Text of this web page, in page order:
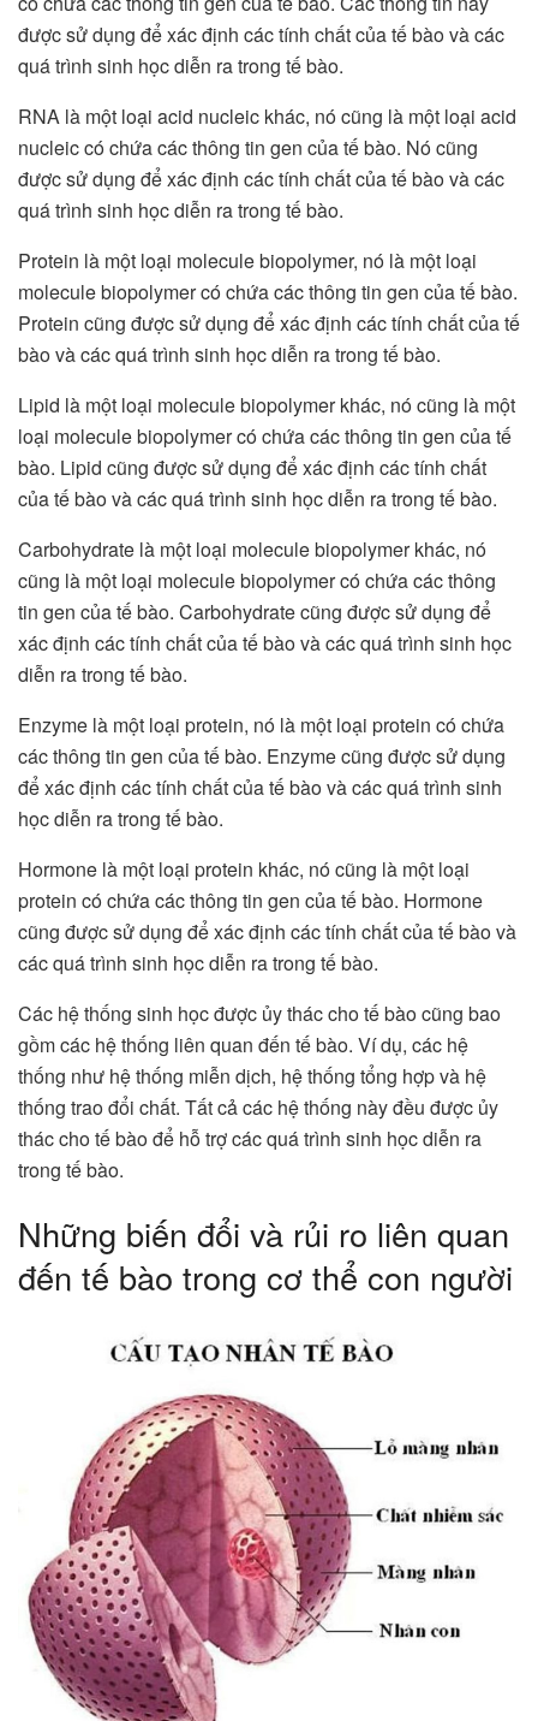
được sử dụng để xác định các tính chất của tế bào và các
quá trình sinh học diễn ra trong tế bào.
RNA là một loại acid nucleic khác, nó cũng là một loại acid
nucleic có chứa các thông tin gen của tế bào. Nó cũng
được sử dụng để xác định các tính chất của tế bào và các
quá trình sinh học diễn ra trong tế bào.
Protein là một loại molecule biopolymer, nó là một loại
molecule biopolymer có chứa các thông tin gen của tế bào.
Protein cũng được sử dụng để xác định các tính chất của tế
bào và các quá trình sinh học diễn ra trong tế bào.
Lipid là một loại molecule biopolymer khác, nó cũng là một
loại molecule biopolymer có chứa các thông tin gen của tế
bào. Lipid cũng được sử dụng để xác định các tính chất
của tế bào và các quá trình sinh học diễn ra trong tế bào.
Carbohydrate là một loại molecule biopolymer khác, nó
cũng là một loại molecule biopolymer có chứa các thông
tin gen của tế bào. Carbohydrate cũng được sử dụng để
xác định các tính chất của tế bào và các quá trình sinh học
diễn ra trong tế bào.
Enzyme là một loại protein, nó là một loại protein có chứa
các thông tin gen của tế bào. Enzyme cũng được sử dụng
để xác định các tính chất của tế bào và các quá trình sinh
học diễn ra trong tế bào.
Hormone là một loại protein khác, nó cũng là một loại
protein có chứa các thông tin gen của tế bào. Hormone
cũng được sử dụng để xác định các tính chất của tế bào và
các quá trình sinh học diễn ra trong tế bào.
Các hệ thống sinh học được ủy thác cho tế bào cũng bao
gồm các hệ thống liên quan đến tế bào. Ví dụ, các hệ
thống như hệ thống miễn dịch, hệ thống tổng hợp và hệ
thống trao đổi chất. Tất cả các hệ thống này đều được ủy
thác cho tế bào để hỗ trợ các quá trình sinh học diễn ra
trong tế bào.
Những biến đổi và rủi ro liên quan
đến tế bào trong cơ thể con người